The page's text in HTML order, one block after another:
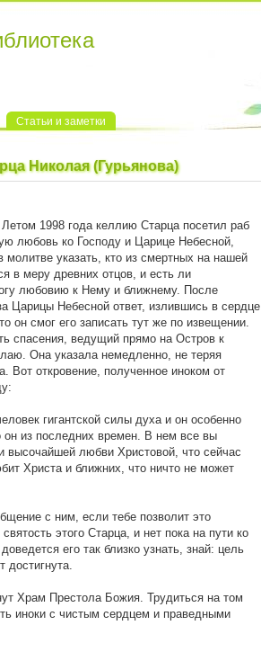
Статьи и заметки
Николая (Гурьянова)
1998 года келлию Старца посетил раб
любовь ко Господу и Царице Небесной,
молитве указать, кто из смертных на нашей
в меру древних отцов, и есть ли
любовию к Нему и ближнему. После
Царицы Небесной ответ, излившись в сердце
он смог его записать тут же по извещении.
спасения, ведущий прямо на Остров к
Она указала немедленно, не теряя
Вот откровение, полученное иноком от
гигантской силы духа и он особенно
он из последних времен. В нем все вы
высочайшей любви Христовой, что сейчас
Христа и ближних, что ничто не может
с ним, если тебе позволит это
этого Старца, и нет пока на пути ко
его так близко узнать, знай: цель
достигнута.
Храм Престола Божия. Трудиться на том
иноки с чистым сердцем и праведными